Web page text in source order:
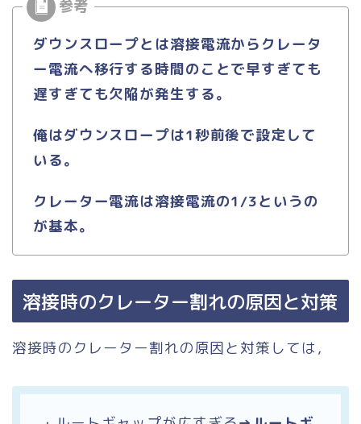
ダウンスロープとは溶接電流からクレータ
ー電流へ移行する時間のことで早すぎても
遅すぎても欠陥が発生する。
俺はダウンスロープは1秒前後で設定して
いる。
クレーター電流は溶接電流の1/3というの
が基本。
溶接時のクレーター割れの原因と対策
溶接時のクレーター割れの原因と対策しては，